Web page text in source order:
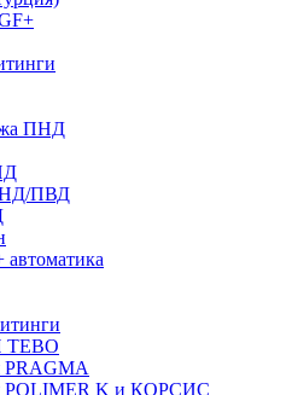
ПНД
ПВД
TEBO
PRAGMA
POLIMER K и КОРСИС